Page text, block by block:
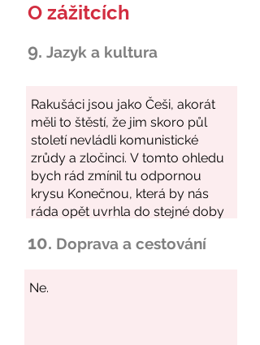
O zážitcích
9. Jazyk a kultura
10. Doprava a cestování